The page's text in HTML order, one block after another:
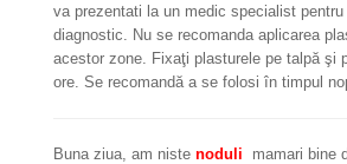
va prezentati la un medic specialist
diagnostic. Nu se recomanda aplicarea
acestor zone. Fixaţi plasturele pe talpă şi
ore. Se recomandă a se folosi în timpul
Buna ziua, am niste noduli
mamari bine